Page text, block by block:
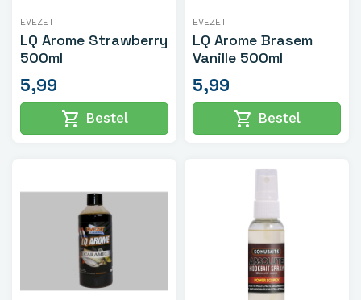
EVEZET
LQ Arome Strawberry
500ml
5,99
shopping_cart Bestel
EVEZET
LQ Arome Brasem
Vanille 500ml
5,99
shopping_cart Bestel